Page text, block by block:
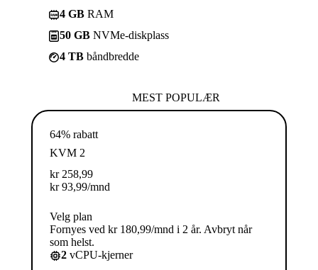
4 GB RAM
50 GB NVMe-diskplass
4 TB båndbredde
MEST POPULÆR
64% rabatt
KVM 2
kr 258,99
kr 93,99/mnd
Velg plan
Fornyes ved kr 180,99/mnd i 2 år. Avbryt når
som helst.
2 vCPU-kjerner